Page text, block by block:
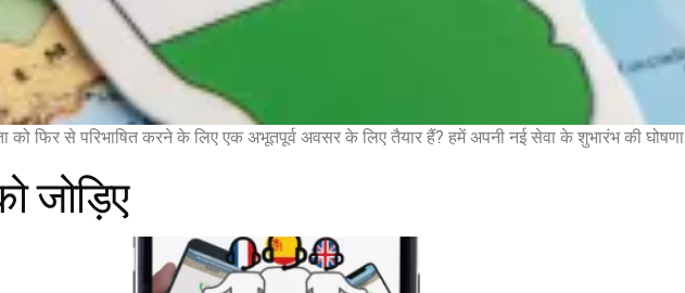
फिर से परिभाषित करने के लिए एक अभूतपूर्व अवसर के लिए तैयार हैं? हमें अपनी नई सेवा के शुभारंभ की घोषणा
जोड़िए